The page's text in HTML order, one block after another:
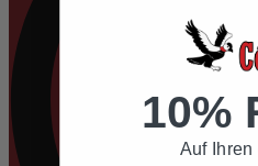
10%
Auf Ihren